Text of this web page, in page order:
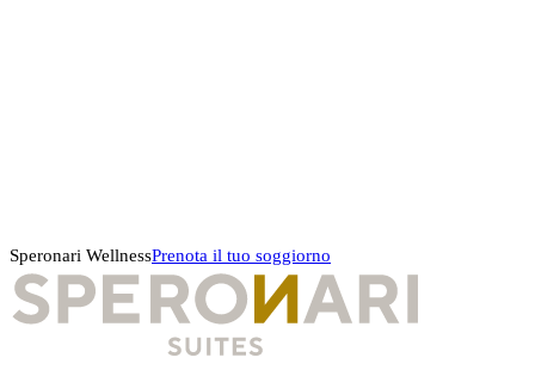
Speronari WellnessPrenota il tuo soggiorno